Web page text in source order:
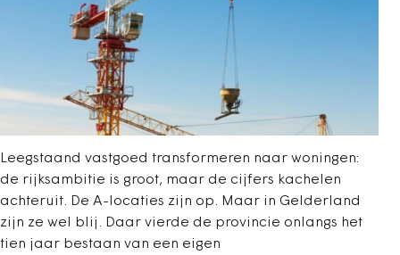
Leegstaand vastgoed transformeren naar woningen:
de rijksambitie is groot, maar de cijfers kachelen
achteruit. De A-locaties zijn op. Maar in Gelderland
zijn ze wel blij. Daar vierde de provincie onlangs het
tien jaar bestaan van een eigen